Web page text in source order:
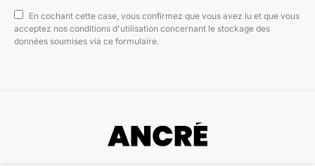
En cochant cette case, vous confirmez que vous avez lu et que vous
acceptez nos conditions d'utilisation concernant le stockage des
données soumises via ce formulaire.